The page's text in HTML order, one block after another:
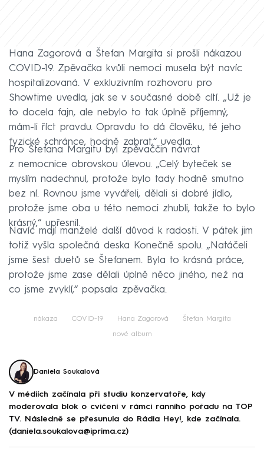
Hana Zagorová a Štefan Margita si prošli nákazou
COVID-19. Zpěvačka kvůli nemoci musela být navíc
hospitalizovaná. V exkluzivním rozhovoru pro
Showtime uvedla, jak se v současné době cítí. „Už je
to docela fajn, ale nebylo to tak úplně příjemný,
mám-li říct pravdu. Opravdu to dá člověku, té jeho
fyzické schránce, hodně zabrat,“ uvedla.
Pro Štefana Margitu byl zpěvaččin návrat
z nemocnice obrovskou úlevou. „Celý byteček se
myslím nadechnul, protože bylo tady hodně smutno
bez ní. Rovnou jsme vyvářeli, dělali si dobré jídlo,
protože jsme oba u této nemoci zhubli, takže to bylo
krásný,“ upřesnil.
Navíc mají manželé další důvod k radosti. V pátek jim
totiž vyšla společná deska Konečně spolu. „Natáčeli
jsme šest duetů se Štefanem. Byla to krásná práce,
protože jsme zase dělali úplně něco jiného, než na
co jsme zvyklí,“ popsala zpěvačka.
nákaza COVID-19 Hana Zagorová Štefan Margita
nové album
Daniela Soukalová
V médiích začínala při studiu konzervatoře, kdy
moderovala blok o cvičení v rámci ranního pořadu na TOP
TV. Následně se přesunula do Rádia Hey!, kde začínala.
(daniela.soukalova@iprima.cz)